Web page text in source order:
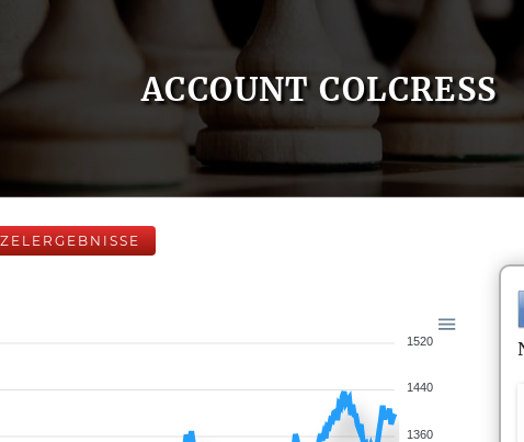
ACCOUNT COLCRESS
1520
1440
1360